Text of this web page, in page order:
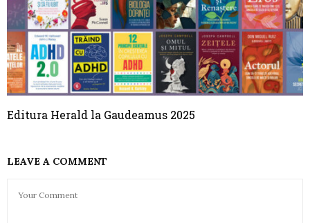
Editura Herald la Gaudeamus 2025
LEAVE A COMMENT